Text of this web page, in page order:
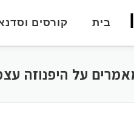
בית קורסים
על היפנוזה